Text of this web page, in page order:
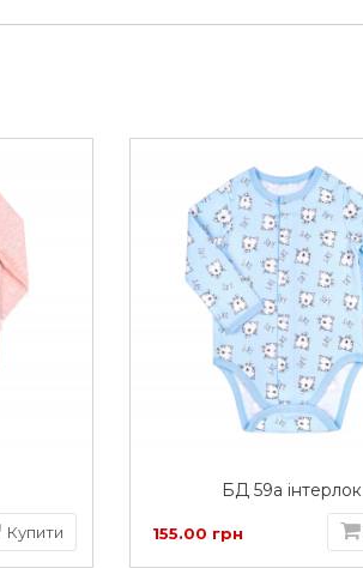
Купити
БД 59а інтерлок
155.00 грн